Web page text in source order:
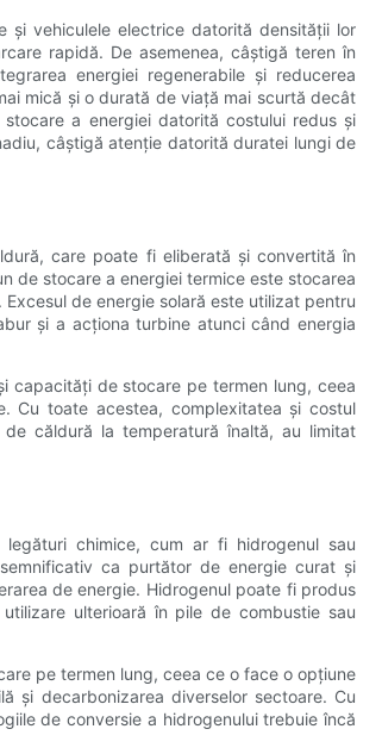
și vehiculele electrice datorită densității lor
rapidă. De asemenea, câștigă teren în
energiei regenerabile și reducerea
mică și o durată de viață mai scurtă decât
a energiei datorită costului redus și
câștigă atenție datorită duratei lungi de
care poate fi eliberată și convertită în
de stocare a energiei termice este stocarea
de energie solară este utilizat pentru
și a acționa turbine atunci când energia
capacități de stocare pe termen lung, ceea
Cu toate acestea, complexitatea și costul
căldură la temperatură înaltă, au limitat
chimice, cum ar fi hidrogenul sau
ca purtător de energie curat și
de energie. Hidrogenul poate fi produs
ulterioară în pile de combustie sau
pe termen lung, ceea ce o face o opțiune
și decarbonizarea diverselor sectoare. Cu
de conversie a hidrogenului trebuie încă